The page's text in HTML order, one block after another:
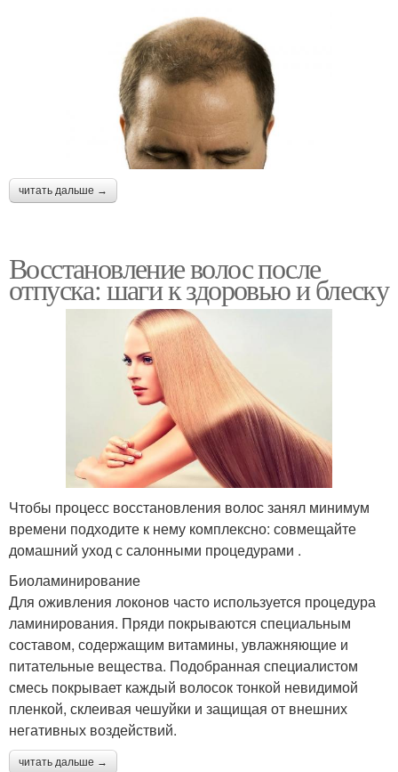
читать дальше →
Восстановление волос после
отпуска: шаги к здоровью и блеску
Чтобы процесс восстановления волос занял минимум
времени подходите к нему комплексно: совмещайте
домашний уход с салонными процедурами .
Биоламинирование
Для оживления локонов часто используется процедура
ламинирования. Пряди покрываются специальным
составом, содержащим витамины, увлажняющие и
питательные вещества. Подобранная специалистом
смесь покрывает каждый волосок тонкой невидимой
пленкой, склеивая чешуйки и защищая от внешних
негативных воздействий.
читать дальше →